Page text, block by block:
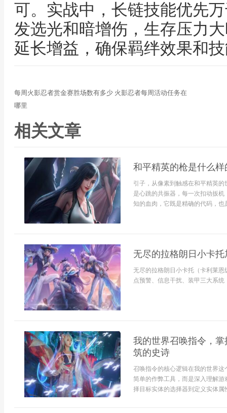
可。实战中，长链技能优先
发选光和暗增伤，生存压力
延长增益，确保羁绊效果和
每周火影忍者赏金赛胜场数有多少 火影忍者每周活动任务在
哪里
相关文章
和平精英的枪是什么
引子，从像素到触感在和平精英
是心跳的共振器，每一次扣动扳
知的血肉，它既是精确的代码，
无尽的拉格朗日小卡
无尽的拉格朗日小卡托（卡利莱
点预警、信息干扰、装甲三大系
我的世界召唤指令，
筑的史诗
召唤指令的核心逻辑在我的世界
简单的作弊工具，而是深入理解
择目标实体的选择器到定义实体